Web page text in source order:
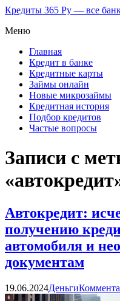
Кредиты 365 Ру — все
Меню
Главная
Кредит в банке
Кредитные карты
Займы онлайн
Новые микрозаймы
Кредитная история
Подбор кредитов
Частые вопросы
Записи с
Автокредит:
получению
автомобиля и
документам
19.06.2024Деньги